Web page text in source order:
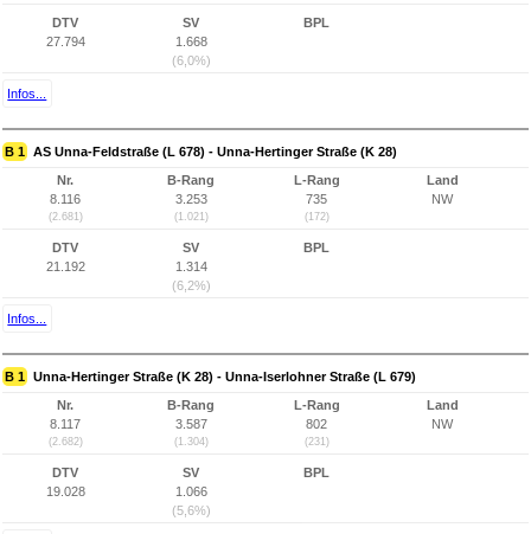
DTV
27.794
SV
1.668
(6,0%)
BPL
Infos...
B 1 AS Unna-Feldstraße (L 678) - Unna-Hertinger Straße (K 28)
Nr.
8.116
(2.681)
B-Rang
3.253
(1.021)
L-Rang
735
(172)
Land
NW
DTV
21.192
SV
1.314
(6,2%)
BPL
Infos...
B 1 Unna-Hertinger Straße (K 28) - Unna-Iserlohner Straße (L 679)
Nr.
8.117
(2.682)
B-Rang
3.587
(1.304)
L-Rang
802
(231)
Land
NW
DTV
19.028
SV
1.066
(5,6%)
BPL